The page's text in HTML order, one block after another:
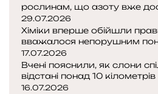
а
З
е
м
л
ю
є
т
ь
с
я
і
н
д
у
п
е
р
ш
е
р
в
о
н
и
м
рослинам, що азоту вже
29.07.2026
Хіміки вперше обійшли
вважалося непорушним
17.07.2026
Вчені пояснили, як слони
відстані понад 10 кілометрів
16.07.2026